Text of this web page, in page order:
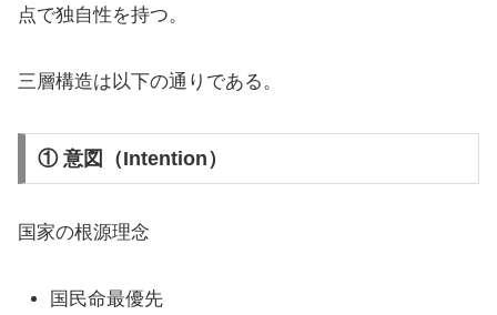
点で独自性を持つ。
三層構造は以下の通りである。
① 意図（Intention）
国家の根源理念
国民命最優先